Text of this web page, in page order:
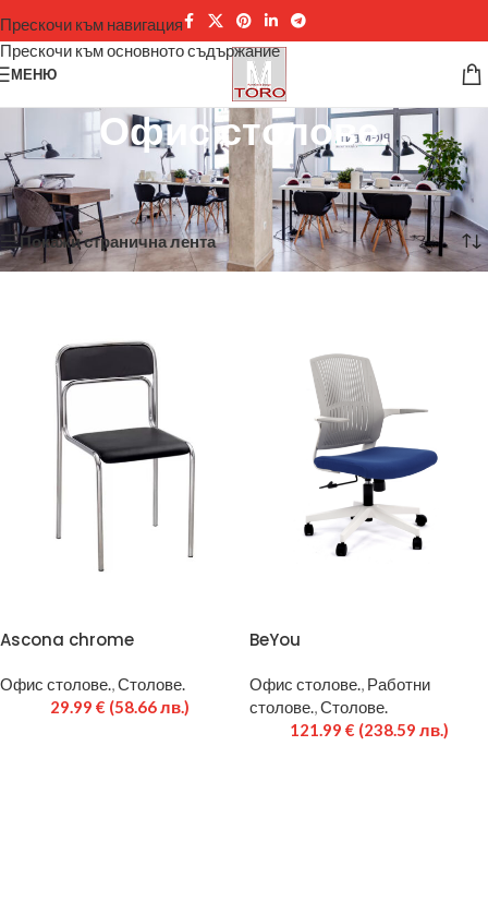
Прескочи към навигация
Прескочи към основното съдържание
МЕНЮ
Офис столове.
Начало Офис столове/Офис столове.
Показване на 1–12 от 48 резултата
Покажи странична лента
Ascona chrome
Офис столове.,Столове.
29.99 € (58.66 лв.)
BeYou
Офис столове., Работни
столове.,Столове.
121.99 € (238.59 лв.)